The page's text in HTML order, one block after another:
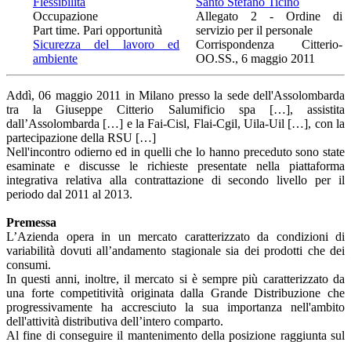
Occupazione
Part time. Pari opportunità
Sicurezza del lavoro ed
ambiente
Allegato 2 - Ordine di
servizio per il personale
Corrispondenza Citterio-
OO.SS., 6 maggio 2011
Addì, 06 maggio 2011 in Milano presso la sede dell'Assolombarda
tra la Giuseppe Citterio Salumificio spa […], assistita
dall’Assolombarda […] e la Fai-Cisl, Flai-Cgil, Uila-Uil […], con la
partecipazione della RSU […]
Nell'incontro odierno ed in quelli che lo hanno preceduto sono state
esaminate e discusse le richieste presentate nella piattaforma
integrativa relativa alla contrattazione di secondo livello per il
periodo dal 2011 al 2013.
Premessa
L’Azienda opera in un mercato caratterizzato da condizioni di
variabilità dovuti all’andamento stagionale sia dei prodotti che dei
consumi.
In questi anni, inoltre, il mercato si è sempre più caratterizzato da
una forte competitività originata dalla Grande Distribuzione che
progressivamente ha accresciuto la sua importanza nell'ambito
dell'attività distributiva dell’intero comparto.
Al fine di conseguire il mantenimento della posizione raggiunta sul